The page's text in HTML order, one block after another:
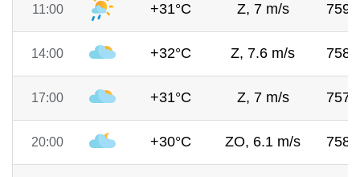
11:00 +31°C Z, 7 m/s 759
14:00 +32°C Z, 7.6 m/s 758
17:00 +31°C Z, 7 m/s 757
20:00 +30°C ZO, 6.1 m/s 758